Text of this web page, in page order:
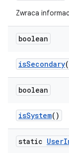
Zwraca
boolean
isSecondary
boolean
isSystem()
static User